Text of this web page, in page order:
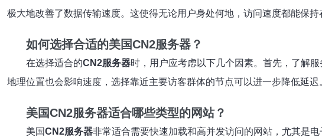
极大地改善了数据传输速度。这使得无论用户身处何地，访问速度都能保持
如何选择合适的美国CN2服务器？
在选择适合的CN2服务器时，用户应考虑以下几个因素。首先，了解
地理位置也会影响速度，选择靠近主要访客群体的节点可以进一步降低延
美国CN2服务器适合哪些类型的网站？
美国CN2服务器非常适合需要快速加载和高并发访问的网站，尤其是